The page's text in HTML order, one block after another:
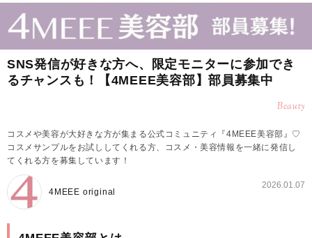
SNS発信が好きな方へ、限定モニターに参加でき
るチャンスも！【4MEEE美容部】部員募集中
Beauty
コスメや美容が大好きな方が集まる公式コミュニティ『4MEEE美容部』♡
コスメサンプルをお試ししてくれる方、コスメ・美容情報を一緒に発信し
てくれる方を募集しています！
4MEEE original
2026.01.07